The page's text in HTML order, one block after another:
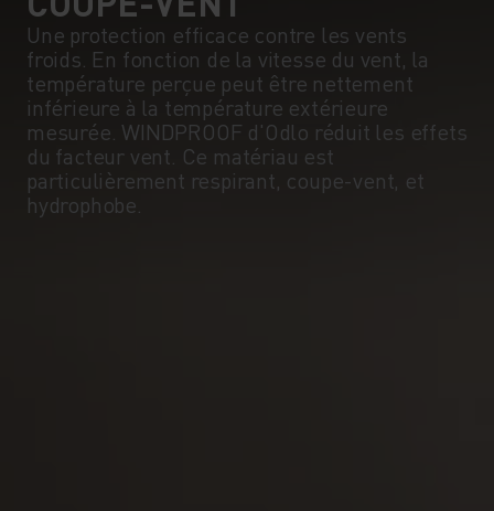
Une protection efficace contre les vents
froids. En fonction de la vitesse du vent, la
température perçue peut être nettement
inférieure à la température extérieure
mesurée. WINDPROOF d'Odlo réduit les effets
du facteur vent. Ce matériau est
particulièrement respirant, coupe-vent, et
hydrophobe.